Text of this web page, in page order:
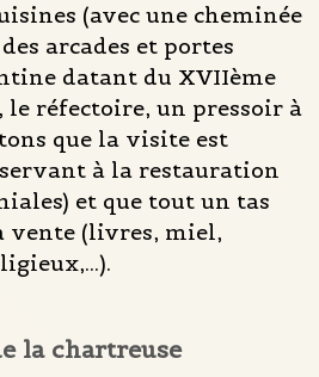
(avec une cheminée
arcades et portes
datant du XVIIème
réfectoire, un pressoir à
que la visite est
à la restauration
et que tout un tas
vente (livres, miel,
la chartreuse